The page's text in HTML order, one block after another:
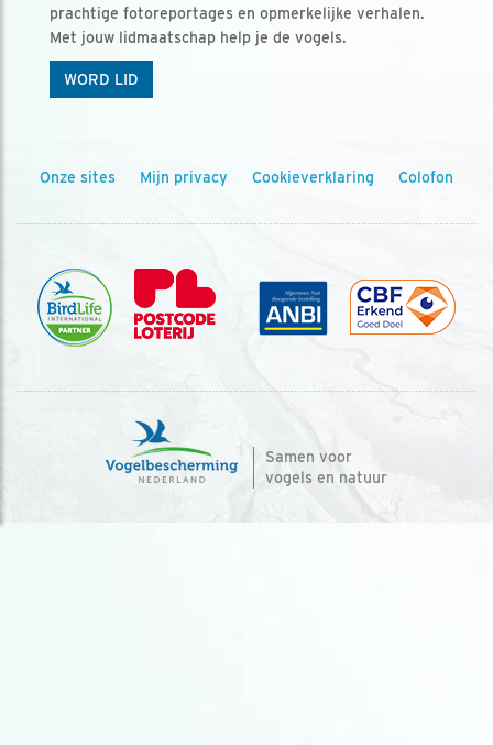
prachtige fotoreportages en opmerkelijke verhalen.
Met jouw lidmaatschap help je de vogels.
WORD LID
Onze sites Mijn privacy Cookieverklaring Colofon
Samen voor
vogels en natuur